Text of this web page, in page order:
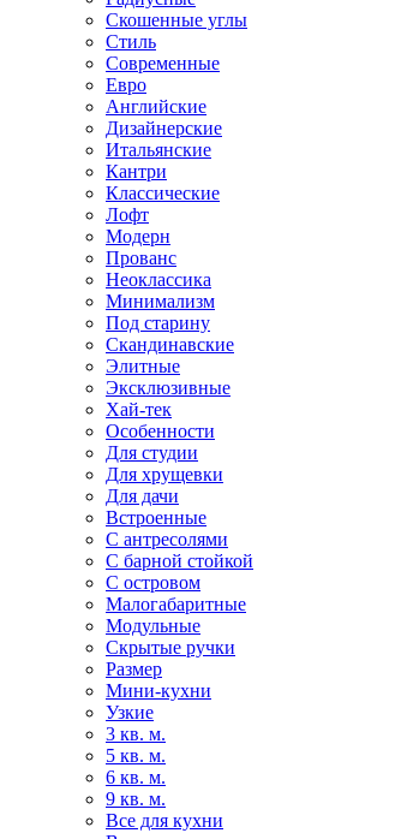
Скошенные углы
Стиль
Современные
Евро
Английские
Дизайнерские
Итальянские
Кантри
Классические
Лофт
Модерн
Прованс
Неоклассика
Минимализм
Под старину
Скандинавские
Элитные
Эксклюзивные
Хай-тек
Особенности
Для студии
Для хрущевки
Для дачи
Встроенные
С антресолями
С барной стойкой
С островом
Малогабаритные
Модульные
Скрытые ручки
Размер
Мини-кухни
Узкие
3 кв. м.
5 кв. м.
6 кв. м.
9 кв. м.
Все для кухни